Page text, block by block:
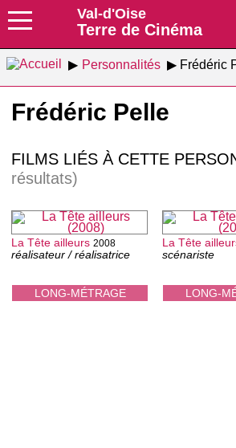
Val-d'Oise
Terre de Cinéma
Personnalités Frédéric
Frédéric Pelle
FILMS LIÉS À CETTE
résultats)
LONG-MÉTRAGE
La Tête ailleurs 2008
réalisateur / réalisatrice
LONG-
La Tête
scénariste